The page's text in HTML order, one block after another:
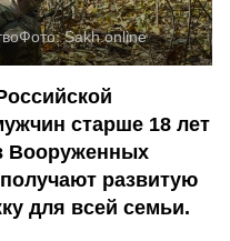
Фото:Sakh.online
старше 18 лет
Вооруженных
развитую
для всей семьи.